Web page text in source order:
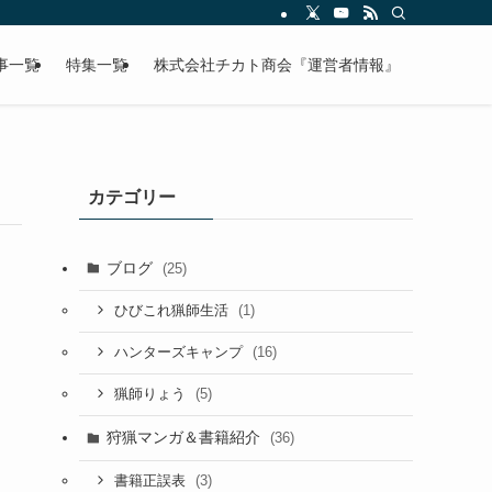
一覧 特集一覧 株式会社チカト商会『運営者情報』
カテゴリー
ブログ (25)
ひびこれ猟師生活 (1)
ハンターズキャンプ (16)
猟師りょう (5)
狩猟マンガ＆書籍紹介 (36)
書籍正誤表 (3)